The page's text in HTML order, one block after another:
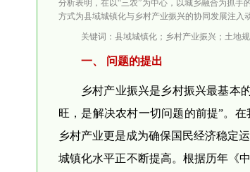
方式为县域城镇化与乡村产业振兴的协同发展注入
关键词：县域城镇化；乡村产业振兴；土地
一、 问题的提出
乡村产业振兴是乡村振兴最基本
旺，是解决农村一切问题的前提”。
乡村产业更是成为确保国民经济稳定
城镇化水平正不断提高。根据历年《